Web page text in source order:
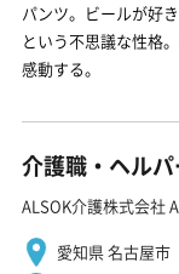
パンツ。ビールが好
という不思議な性格
感動する。
介護職・ヘル
ALSOK介護株式会社
愛知県 名古屋市